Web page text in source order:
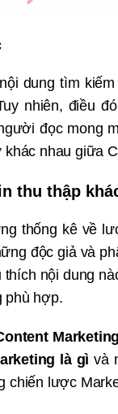
dung tìm
nhiên, điều
đọc mong
nhau giữa
thu thập
thống kê về
độc giả và
nội dung
phù hợp.
là gì và
chiến lược